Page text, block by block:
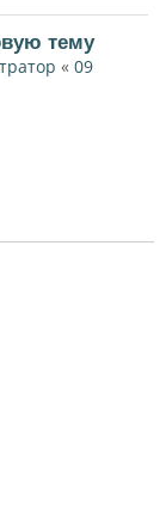
тему
« 09